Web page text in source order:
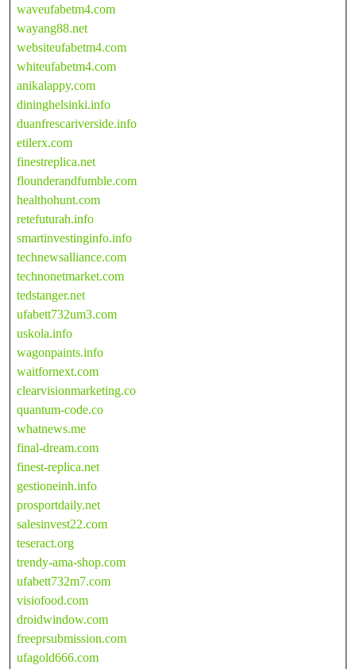
waveufabetm4.com
wayang88.net
websiteufabetm4.com
whiteufabetm4.com
anikalappy.com
dininghelsinki.info
duanfrescariverside.info
etilerx.com
finestreplica.net
flounderandfumble.com
healthohunt.com
retefuturah.info
smartinvestinginfo.info
technewsalliance.com
technonetmarket.com
tedstanger.net
ufabett732um3.com
uskola.info
wagonpaints.info
waitfornext.com
clearvisionmarketing.co
quantum-code.co
whatnews.me
final-dream.com
finest-replica.net
gestioneinh.info
prosportdaily.net
salesinvest22.com
teseract.org
trendy-ama-shop.com
ufabett732m7.com
visiofood.com
droidwindow.com
freeprsubmission.com
ufagold666.com